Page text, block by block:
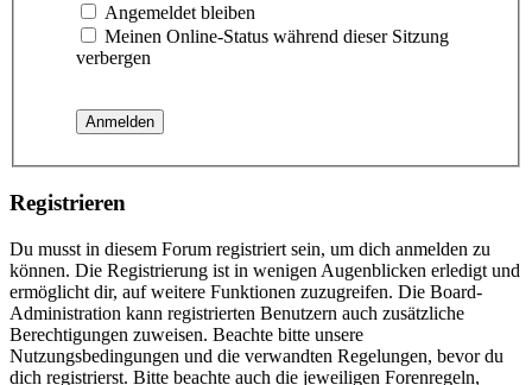
Angemeldet bleiben
Meinen Online-Status während dieser Sitzung
verbergen
Registrieren
Du musst in diesem Forum registriert sein, um dich anmelden zu
können. Die Registrierung ist in wenigen Augenblicken erledigt und
ermöglicht dir, auf weitere Funktionen zuzugreifen. Die Board-
Administration kann registrierten Benutzern auch zusätzliche
Berechtigungen zuweisen. Beachte bitte unsere
Nutzungsbedingungen und die verwandten Regelungen, bevor du
dich registrierst. Bitte beachte auch die jeweiligen Forenregeln,